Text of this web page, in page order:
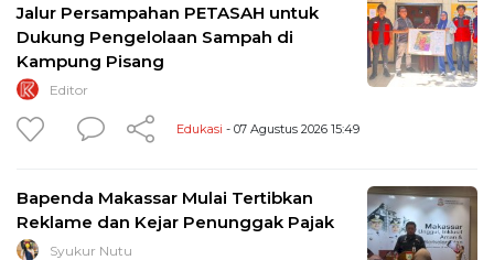
Jalur Persampahan PETASAH untuk
Dukung Pengelolaan Sampah di
Kampung Pisang
Editor
Edukasi - 07 Agustus 2026 15:49
Bapenda Makassar Mulai Tertibkan
Reklame dan Kejar Penunggak Pajak
Syukur Nutu